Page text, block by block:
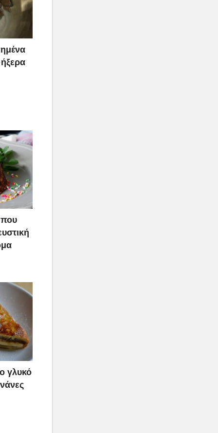
που
γλυκό